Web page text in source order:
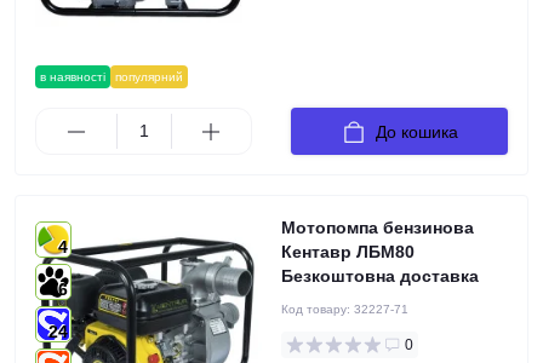
в наявності популярний
До кошика
4
6
24
Мотопомпа бензинова
Кентавр ЛБМ80
Безкоштовна доставка
Код товару: 32227-71
0